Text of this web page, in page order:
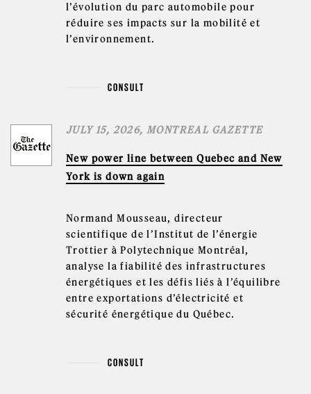
l’évolution du parc automobile pour
réduire ses impacts sur la mobilité et
l’environnement.
CONSULT
JULY 15, 2026, MONTREAL GAZETTE
New power line between Quebec and New
York is down again
Normand Mousseau, directeur
scientifique de l’Institut de l’énergie
Trottier à Polytechnique Montréal,
analyse la fiabilité des infrastructures
énergétiques et les défis liés à l’équilibre
entre exportations d’électricité et
sécurité énergétique du Québec.
CONSULT